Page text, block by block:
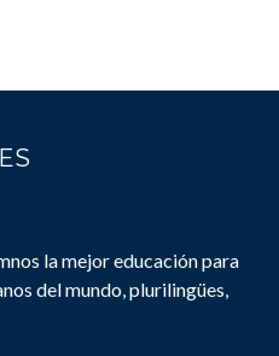
la mejor educación para
del mundo, plurilingües,